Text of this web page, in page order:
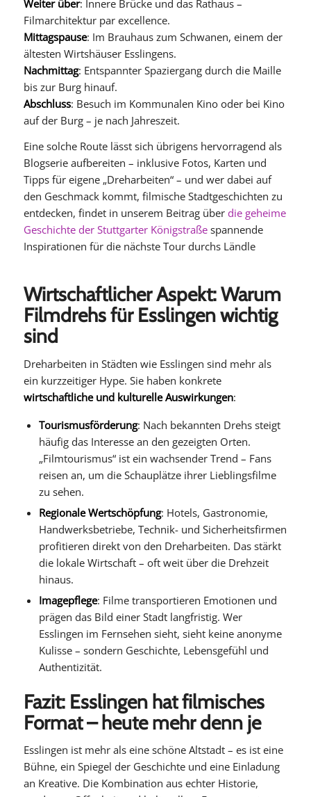
Weiter über: Innere Brücke und das Rathaus –
Filmarchitektur par excellence.
Mittagspause: Im Brauhaus zum Schwanen, einem der
ältesten Wirtshäuser Esslingens.
Nachmittag: Entspannter Spaziergang durch die Maille
bis zur Burg hinauf.
Abschluss: Besuch im Kommunalen Kino oder bei Kino
auf der Burg – je nach Jahreszeit.
Eine solche Route lässt sich übrigens hervorragend als
Blogserie aufbereiten – inklusive Fotos, Karten und
Tipps für eigene „Dreharbeiten“ – und wer dabei auf
den Geschmack kommt, filmische Stadtgeschichten zu
entdecken, findet in unserem Beitrag über die geheime
Geschichte der Stuttgarter Königstraßespannende
Inspirationen für die nächste Tour durchs Ländle
Wirtschaftlicher Aspekt: Warum
Filmdrehs für Esslingen wichtig
sind
Dreharbeiten in Städten wie Esslingen sind mehr als
ein kurzzeitiger Hype. Sie haben konkrete
wirtschaftliche und kulturelle Auswirkungen:
Tourismusförderung: Nach bekannten Drehs steigt
häufig das Interesse an den gezeigten Orten.
„Filmtourismus“ ist ein wachsender Trend – Fans
reisen an, um die Schauplätze ihrer Lieblingsfilme
zu sehen.
Regionale Wertschöpfung: Hotels, Gastronomie,
Handwerksbetriebe, Technik- und Sicherheitsfirmen
profitieren direkt von den Dreharbeiten. Das stärkt
die lokale Wirtschaft – oft weit über die Drehzeit
hinaus.
Imagepflege: Filme transportieren Emotionen und
prägen das Bild einer Stadt langfristig. Wer
Esslingen im Fernsehen sieht, sieht keine anonyme
Kulisse – sondern Geschichte, Lebensgefühl und
Authentizität.
Fazit: Esslingen hat filmisches
Format – heute mehr denn je
Esslingen ist mehr als eine schöne Altstadt – es ist eine
Bühne, ein Spiegel der Geschichte und eine Einladung
an Kreative. Die Kombination aus echter Historie,